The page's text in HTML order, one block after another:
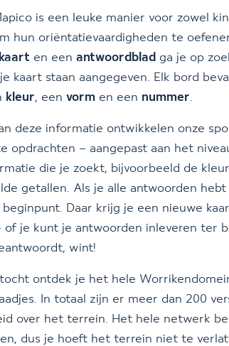
is een leuke manier voor zowel
hun oriëntatievaardigheden te
en een antwoordblad ga je op
kaart staan aangegeven. Elk bord
kleur, een vorm en een nummer.
deze informatie ontwikkelen onze
opdrachten – aangepast aan het
die je zoekt, bijvoorbeeld de
getallen. Als je alle antwoorden
Daar krijg je een nieuwe
of je kunt je antwoorden inleveren ter
wint!
ontdek je het hele
In totaal zijn er meer dan 200
over het terrein. Het hele netwerk
dus je hoeft het terrein niet te